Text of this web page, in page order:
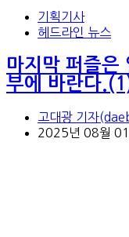
기획기사
헤드라인 뉴스
마지막 퍼즐
부에 바란다
고대광 기자
2025년 08월